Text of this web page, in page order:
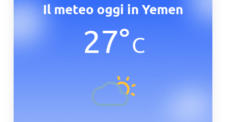
Il meteo oggi in Yemen
27°C